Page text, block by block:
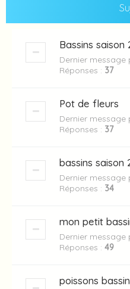
Bassins saison
Dernier message
Réponses : 37
Pot de fleurs
Dernier message
Réponses : 37
bassins saison
Dernier message
Réponses : 34
mon petit
Dernier message
Réponses : 49
poissons